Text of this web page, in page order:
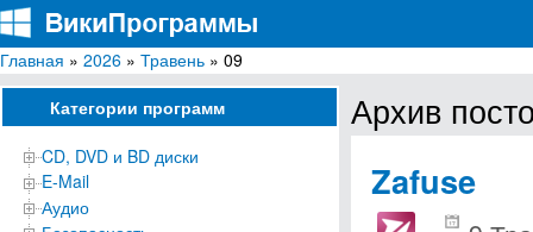
ВикиПрограммы
Энциклопедия бесплатных компьютерных программ для Windows
Главная » 2026 » Травень » 09
Категории программ
CD, DVD и BD диски
E-Mail
Аудио
Архив
Zafuse